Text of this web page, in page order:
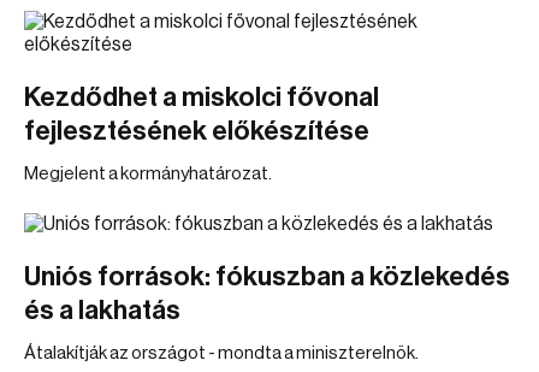
Kezdődhet a miskolci fővonal
fejlesztésének előkészítése
Megjelent a kormányhatározat.
Uniós források: fókuszban a közlekedés
és a lakhatás
Átalakítják az országot - mondta a miniszterelnök.